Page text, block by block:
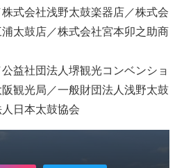
株式会社浅野太鼓楽器店／株式会
太鼓店／株式会社宮本卯之助商
公益社団法人堺観光コンベンショ
観光局／一般財団法人浅野太鼓
日本太鼓協会